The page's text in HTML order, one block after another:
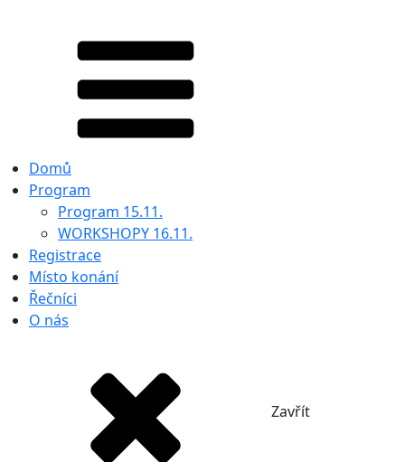
Domů
Program
Program 15.11.
WORKSHOPY 16.11.
Registrace
Místo konání
Řečníci
O nás
Zavřít